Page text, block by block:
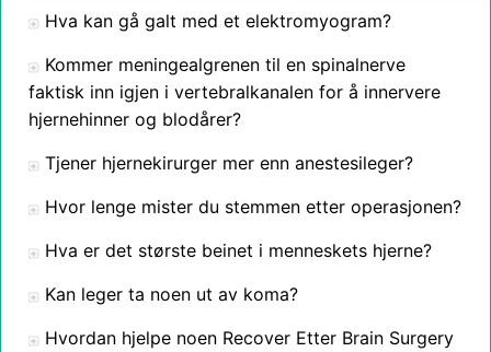
Hva kan gå galt med et elektromyogram?
Kommer meningealgrenen til en spinalnerve
faktisk inn igjen i vertebralkanalen for å innervere
hjernehinner og blodårer?
Tjener hjernekirurger mer enn anestesileger?
Hvor lenge mister du stemmen etter operasjonen?
Hva er det største beinet i menneskets hjerne?
Kan leger ta noen ut av koma?
Hvordan hjelpe noen Recover Etter Brain Surgery